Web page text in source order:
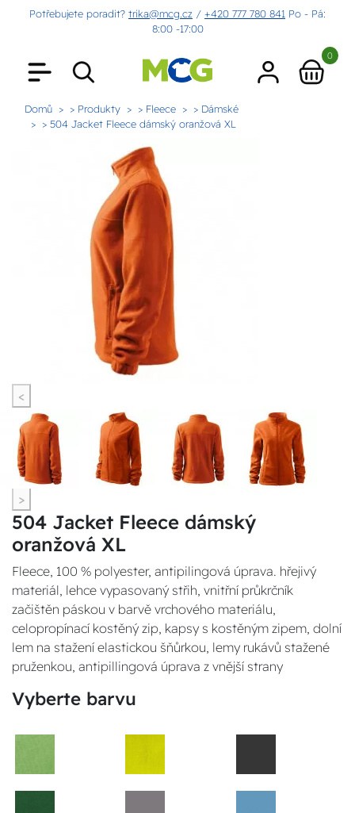
Potřebujete poradit? trika@mcg.cz / +420 777 780 841 Po - Pá:
8:00 -17:00
0
Domů > Produkty > Fleece
> Dámské
> 504 Jacket Fleece dámský oranžová XL
<
>
504 Jacket Fleece dámský
oranžová XL
Fleece, 100 % polyester, antipilingová úprava. hřejivý
materiál, lehce vypasovaný střih, vnitřní průkrčník
začištěn páskou v barvě vrchového materiálu,
celopropínací kostěný zip, kapsy s kostěným zipem, dolní
lem na stažení elastickou šňůrkou, lemy rukávů stažené
pruženkou, antipillingová úprava z vnější strany
Vyberte barvu